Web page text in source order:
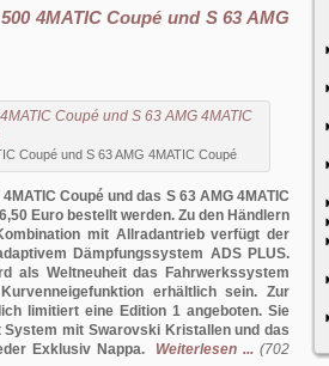
4MATIC Coupé und S 63 AMG
Coupé und S 63 AMG 4MATIC Coupé
Coupé und das S 63 AMG 4MATIC
Euro bestellt werden. Zu den Händlern
mit Allradantrieb verfügt der
Dämpfungssystem ADS PLUS.
als Weltneuheit das Fahrwerkssystem
erhältlich sein. Zur
limitiert eine Edition 1 angeboten. Sie
mit Swarovski Kristallen und das
Exklusiv Nappa.
Weiterlesen ... (702